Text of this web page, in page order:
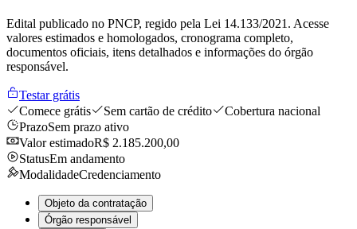
Edital publicado no PNCP, regido pela Lei 14.133/2021. Acesse
valores estimados e homologados, cronograma completo,
documentos oficiais, itens detalhados e informações do órgão
responsável.
Testar grátis
Comece grátis
Sem cartão de crédito
Cobertura nacional
PrazoSem prazo ativo
Valor estimadoR$ 2.185.200,00
StatusEm andamento
ModalidadeCredenciamento
Objeto da contratação
Órgão responsável